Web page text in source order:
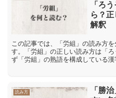
「ろ
ら？
解釈
この記事では、「労組」の読み方
す。「労組」の正しい読み方は「
ず「労組」の熟語を構成している
読み方
「勝